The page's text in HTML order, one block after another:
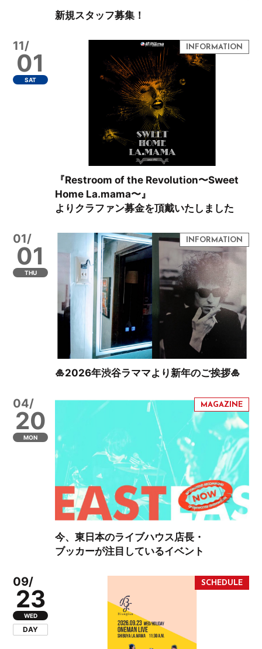
新規スタッフ募集！
11/
01
SAT
『Restroom of the Revolution〜Sweet
Home La.mama〜』
よりクラファン募金を頂戴いたしました
01/
01
THU
🎍2026年渋谷ラママより新年のご挨拶🎍
04/
20
MON
今、東日本のライブハウス店長・
ブッカーが注目しているイベント
09/
23
WED
DAY